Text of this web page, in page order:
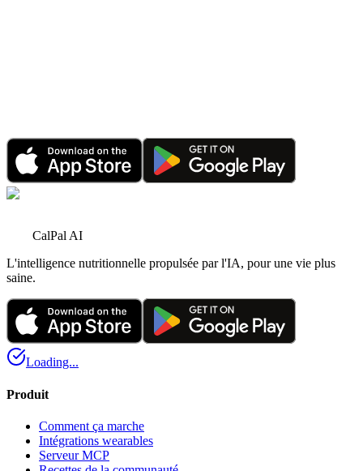
15 déc. 2025•3 minutes de lecture
CalPal AI
L'intelligence nutritionnelle propulsée par l'IA, pour une vie plus
saine.
Loading...
Produit
Comment ça marche
Intégrations wearables
Serveur MCP